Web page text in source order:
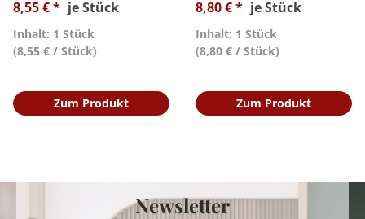
8,55 € * je Stück
Inhalt: 1 Stück
(8,55 € / Stück)
Zum Produkt
8,80 € * je Stück
Inhalt: 1 Stück
(8,80 € / Stück)
Zum Produkt
Newsletter